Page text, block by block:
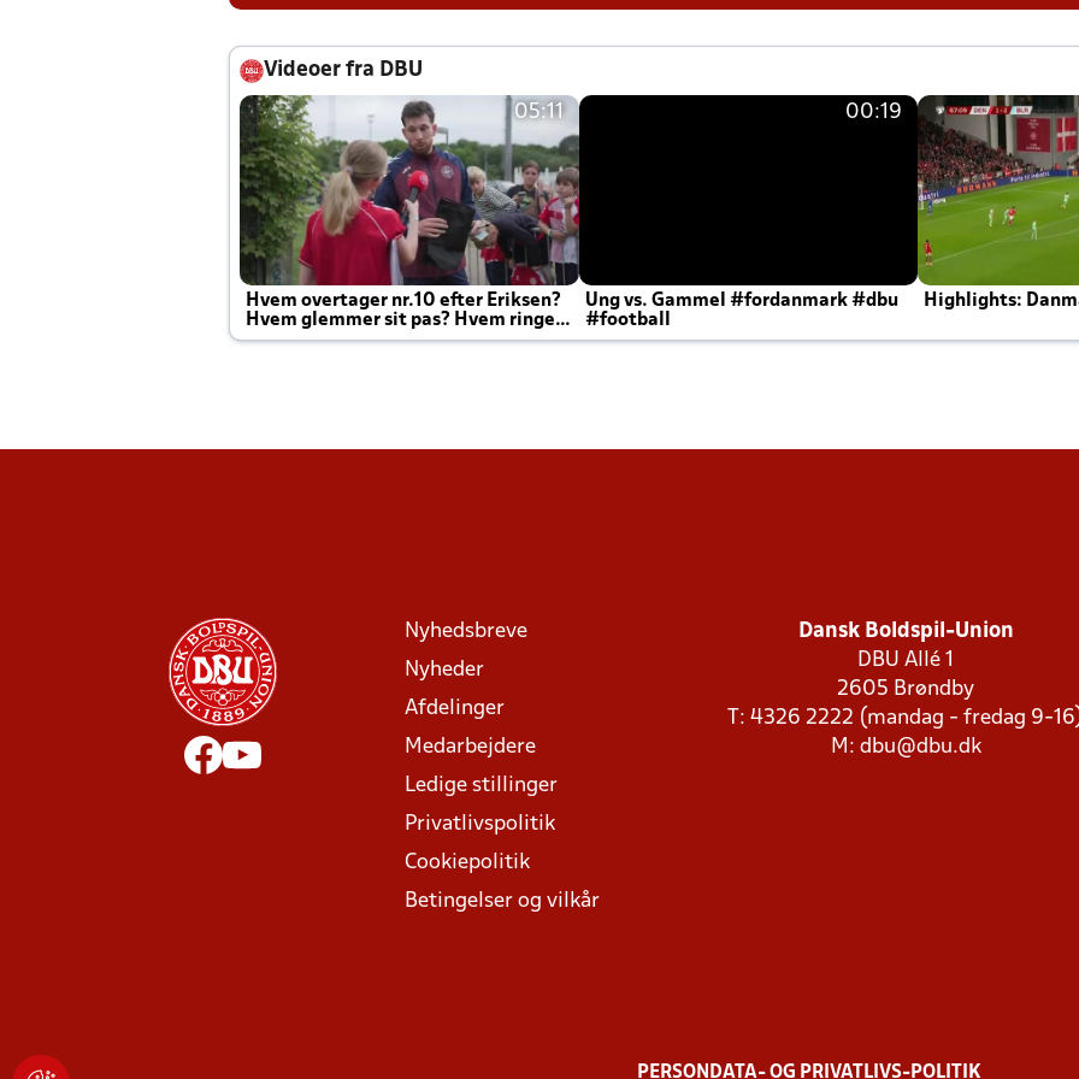
Videoer fra DBU
05:11
Hvem overtager nr.10 efter Eriksen?
Hvem glemmer sit pas? Hvem ringer
Joachim altid til efter kampe?
00:19
Ung vs. Gammel #fordanmark #dbu
#football
Highlights:
Nyhedsbreve
Nyheder
Afdelinger
Medarbejdere
Ledige stillinger
Privatlivspolitik
Cookiepolitik
Betingelser og vilkår
Dansk Boldspil-Union
DBU Allé 1
2605 Brøndby
T: 4326 2222 (mandag - fredag 9-
M: dbu@dbu.dk
PERSONDATA- OG PRIVATLIVS-POLITIK